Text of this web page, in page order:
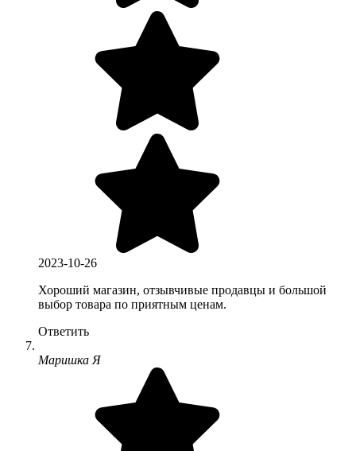
2023-10-26
Хороший магазин, отзывчивые продавцы и большой
выбор товара по приятным ценам.
Ответить
Маришка Я